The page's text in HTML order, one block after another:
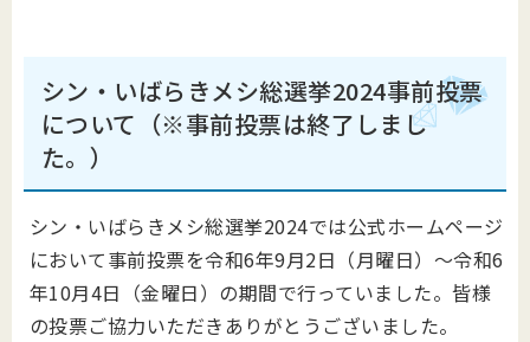
シン・いばらきメシ総選挙2024事前投票
について（※事前投票は終了しまし
た。）
シン・いばらきメシ総選挙2024では公式ホームページ
において事前投票を令和6年9月2日（月曜日）～令和6
年10月4日（金曜日）の期間で行っていました。皆様
の投票ご協力いただきありがとうございました。